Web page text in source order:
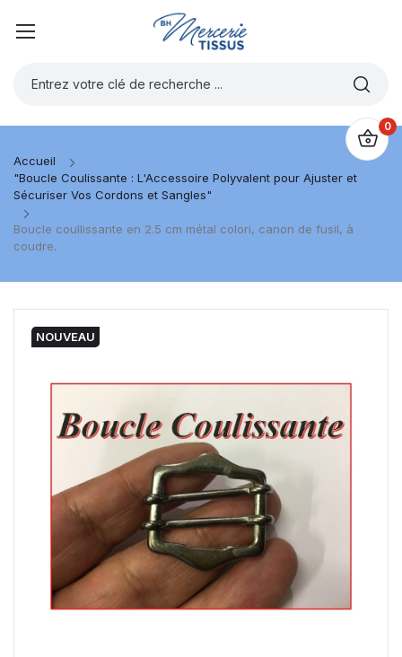
0
Accueil
"Boucle Coulissante : L'Accessoire Polyvalent pour Ajuster et
Sécuriser Vos Cordons et Sangles"
Boucle coullissante en 2.5 cm métal colori, canon de fusil, à
coudre.
NOUVEAU